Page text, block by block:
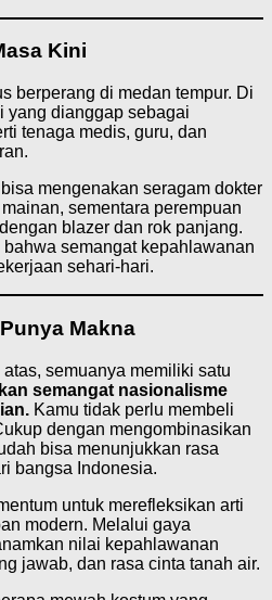
Kini
berperang di medan tempur. Di
yang dianggap sebagai
tenaga medis, guru, dan
mengenakan seragam dokter
sementara perempuan
blazer dan rok panjang.
semangat kepahlawanan
sehari-hari.
Makna
semuanya memiliki satu
semangat nasionalisme
Kamu tidak perlu membeli
dengan mengombinasikan
bisa menunjukkan rasa
bangsa Indonesia.
untuk merefleksikan arti
modern. Melalui gaya
nilai kepahlawanan
jawab, dan rasa cinta tanah air.